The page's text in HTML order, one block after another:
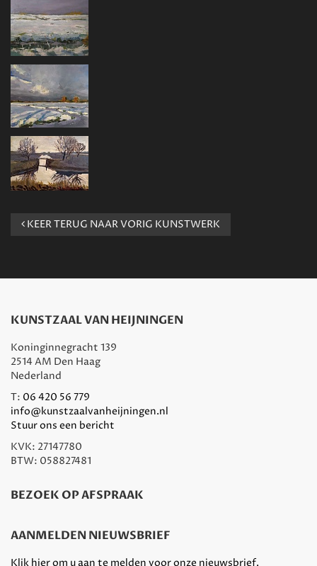
KEER TERUG NAAR VORIG KUNSTWERK
KUNSTZAAL VAN HEIJNINGEN
Koninginnegracht 139
2514 AM Den Haag
Nederland
T: 06 420 56 779
info@kunstzaalvanheijningen.nl
Stuur ons een bericht
KVK: 27147780
BTW: 058827481
BEZOEK OP AFSPRAAK
AANMELDEN NIEUWSBRIEF
Klik hier om u aan te melden voor onze nieuwsbrief.